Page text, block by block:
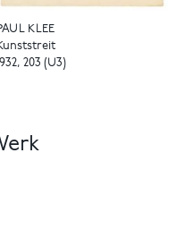
KLEE
203 (U3)